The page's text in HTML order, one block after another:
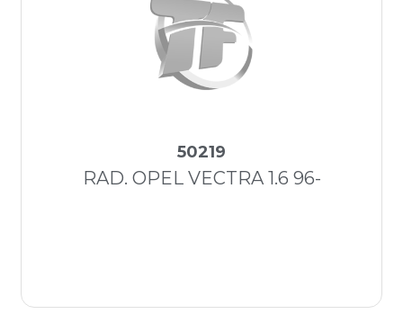
50219
RAD. OPEL VECTRA 1.6 96-